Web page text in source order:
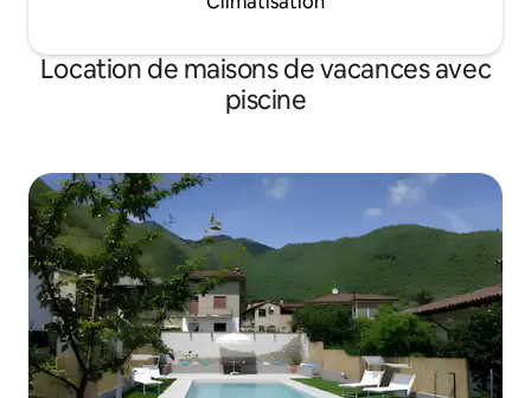
Location de maisons de vacances avec
piscine